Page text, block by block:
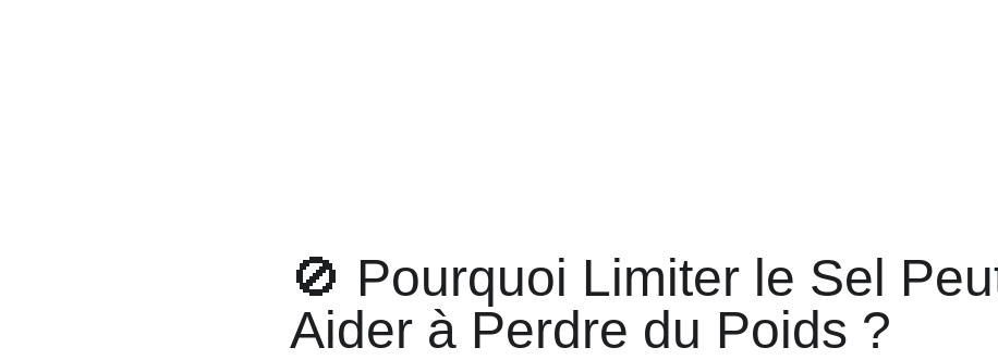
🚫 Pourquoi Limiter le Sel
Aider à Perdre du Poids ?